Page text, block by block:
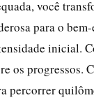
você
para o
inicial.
os progressos.
percorrer